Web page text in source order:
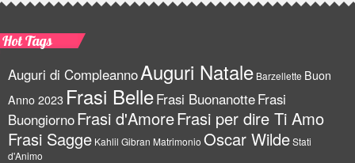
Hot Tags
Auguri di CompleannoAuguri Natale Barzellette Buon
Anno 2023 Frasi BelleFrasi BuonanotteFrasi
BuongiornoFrasi d'AmoreFrasi per dire Ti Amo
Frasi Sagge Kahlil Gibran Matrimonio Oscar WildeStati
d'Animo